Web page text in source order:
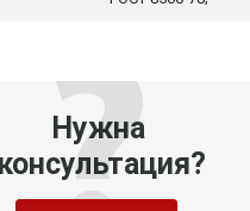
Нужна
консультация?